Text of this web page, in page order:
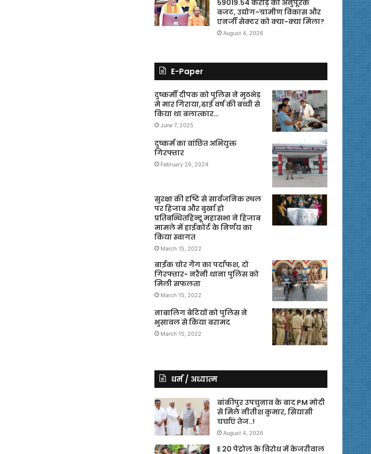
59019.54 करोड़ का अनुपूरक
बजट, उद्योग-ग्रामीण विकास और
एनर्जी सेक्टर को क्या-क्या मिला?
August 4, 2026
E-Paper
दुष्कर्मी दीपक को पुलिस ने मुठभेड़
मे मार गिराया,ढाई वर्ष की बच्ची से
किया था बलात्कार…
June 7, 2025
दुष्कर्म का वांछित अभियुक्त
गिरफ्तार
February 26, 2024
सुरक्षा की दृष्टि से सार्वजनिक स्थल
पर हिजाब और बुर्खा हो
प्रतिबन्धितहिन्दू महासभा ने हिजाब
मामले में हाईकोर्ट के निर्णय का
किया स्वागत
March 15, 2022
बाईक चोर गैंग का पर्दाफश, दो
गिरफ्तार- नरैनी थाना पुलिस को
मिली सफलता
March 15, 2022
नाबालिग बेटियों को पुलिस ने
भुसावल से किया बरामद
March 15, 2022
धर्म / अध्यात्म
बांकीपुर उपचुनाव के बाद PM मोदी
से मिले नीतीश कुमार, सियासी
चर्चाएं तेज..!
August 4, 2026
E 20 पेट्रोल के विरोध में केजरीवाल